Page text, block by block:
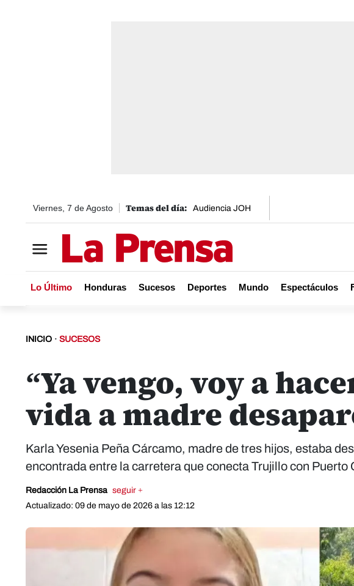
Viernes, 7 de Agosto Audiencia JOH
Lo Último Honduras Sucesos Deportes Mundo Espectáculos
INICIO · SUCESOS
“Ya vengo, voy a
vida a madre
Karla Yesenia Peña Cárcamo, madre de tres hijos, estaba
encontrada entre la carretera que conecta Trujillo con Puerto
Redacción La Prensa seguir +
Actualizado: 09 de mayo de 2026 a las 12:12